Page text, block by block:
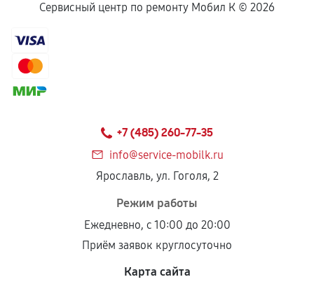
Сервисный центр по ремонту Мобил К © 2026
+7 (485) 260-77-35
info@service-mobilk.ru
Ярославль, ул. Гоголя, 2
Режим работы
Ежедневно, с 10:00 до 20:00
Приём заявок круглосуточно
Карта сайта